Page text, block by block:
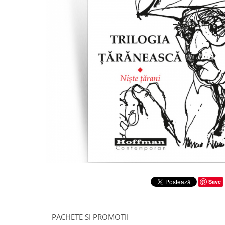
Publicistica / Reportaje / Interviuri
Save
PACHETE SI PROMOTII